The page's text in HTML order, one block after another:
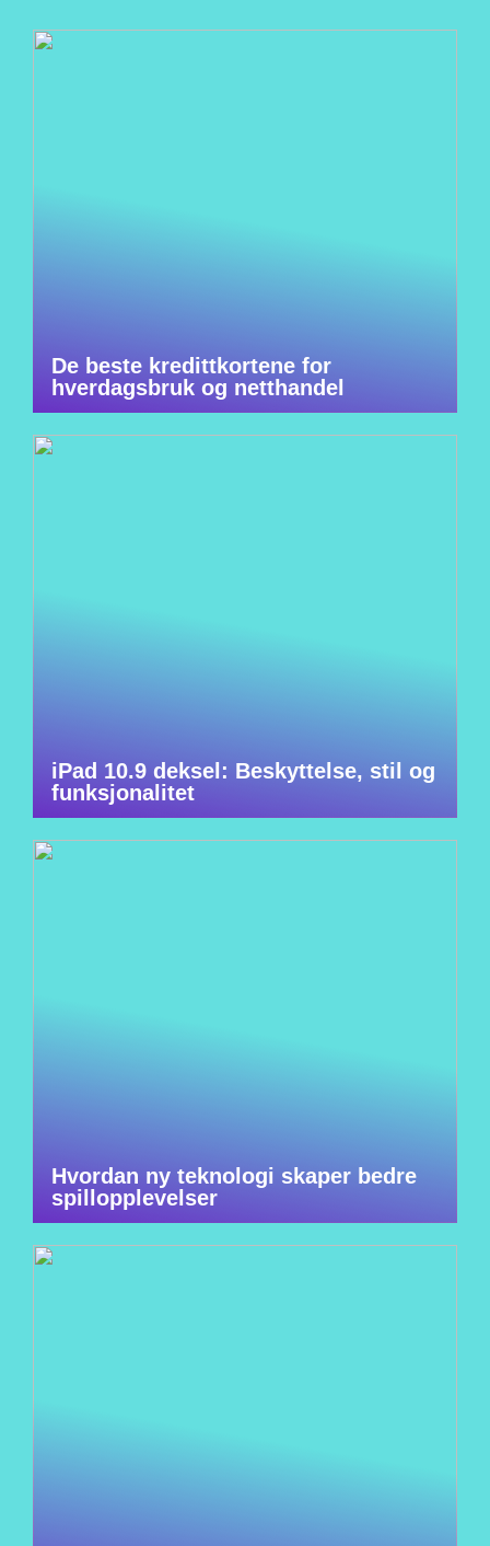
De beste kredittkortene for
hverdagsbruk og netthandel
iPad 10.9 deksel: Beskyttelse, stil og
funksjonalitet
Hvordan ny teknologi skaper bedre
spillopplevelser